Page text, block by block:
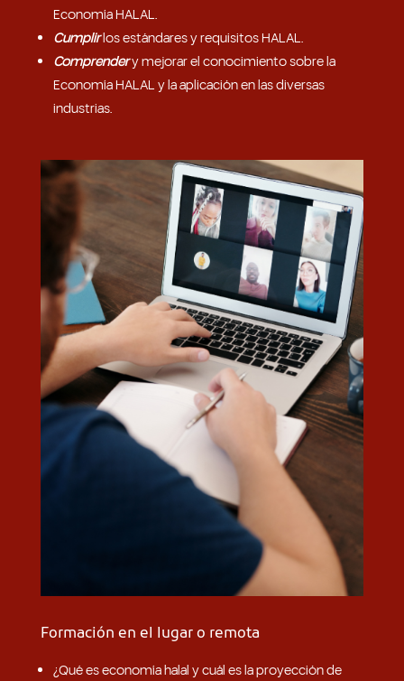
Economía HALAL.
Cumplirlos estándares y requisitos HALAL.
Comprendery mejorar el conocimiento sobre la
Economía HALAL y la aplicación en las diversas
industrias.
Formación en el lugar o remota
¿Qué es economía halal y cuál es la proyección de